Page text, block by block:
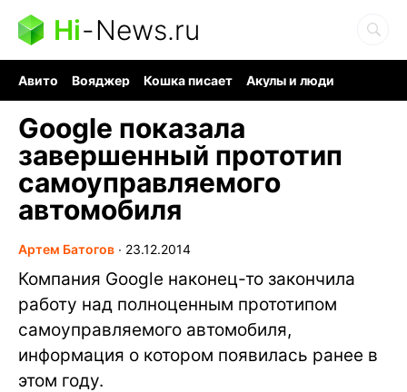
Hi-News.ru
Авито Вояджер Кошка писает
Акулы и люди
Google показала
завершенный прототип
самоуправляемого
автомобиля
Артем Батогов ∙ 23.12.2014
Компания Google наконец-то закончила
работу над полноценным прототипом
самоуправляемого автомобиля,
информация о котором появилась ранее в
этом году.